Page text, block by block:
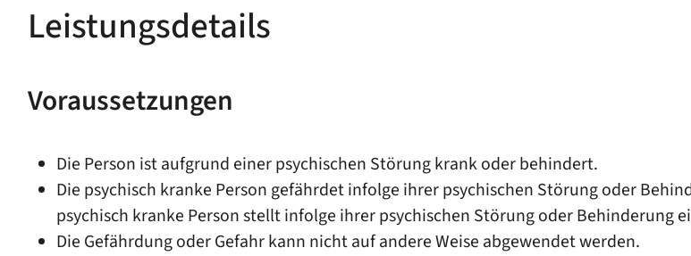
Leistungsdetails
Voraussetzungen
Die Person ist aufgrund einer psychischen Störung krank oder behindert.
Die psychisch kranke Person gefährdet infolge ihrer psychischen Störung oder
psychisch kranke Person stellt infolge ihrer psychischen Störung oder Behinderung
Die Gefährdung oder Gefahr kann nicht auf andere Weise abgewendet werden.